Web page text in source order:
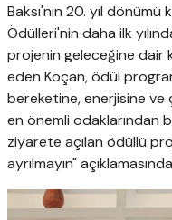
Baksı'nın 20. yıl
Ödülleri'nin daha ilk
projenin geleceğine dair
eden Koçan, ödül
bereketine, enerjisine ve
en önemli odaklarından
ziyarete açılan ödüllü
ayrılmayın"